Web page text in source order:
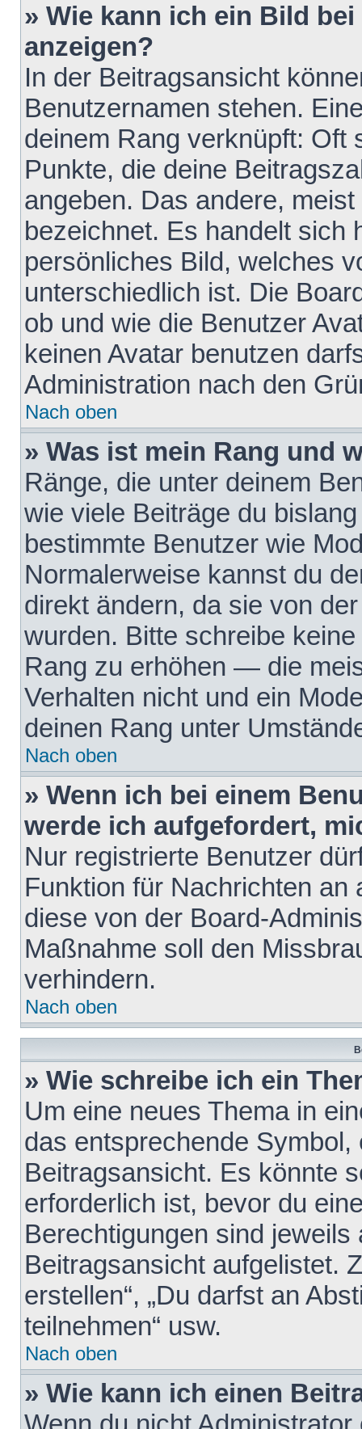
» Wie kann ich ein Bild
anzeigen?
In der Beitragsansicht
Benutzernamen stehen.
deinem Rang verknüpft: Oft
Punkte, die deine
angeben. Das andere,
bezeichnet. Es handelt sich
persönliches Bild, welches
unterschiedlich ist. Die
ob und wie die Benutzer
keinen Avatar benutzen
Administration nach den
Nach oben
» Was ist mein Rang und
Ränge, die unter deinem
wie viele Beiträge du
bestimmte Benutzer wie
Normalerweise kannst du
direkt ändern, da sie von
wurden. Bitte schreibe
Rang zu erhöhen — die
Verhalten nicht und ein
deinen Rang unter
Nach oben
» Wenn ich bei einem
werde ich aufgefordert,
Nur registrierte Benutzer
Funktion für Nachrichten
diese von der Board-
Maßnahme soll den
verhindern.
Nach oben
» Wie schreibe ich ein
Um eine neues Thema in
das entsprechende
Beitragsansicht. Es könnte
erforderlich ist, bevor du
Berechtigungen sind
Beitragsansicht aufgelistet.
erstellen“, „Du darfst an
teilnehmen“ usw.
Nach oben
» Wie kann ich einen